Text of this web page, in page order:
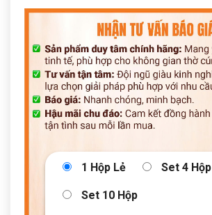
1 Hộp Lẻ Set 4 Hộp
Set 10 Hộp